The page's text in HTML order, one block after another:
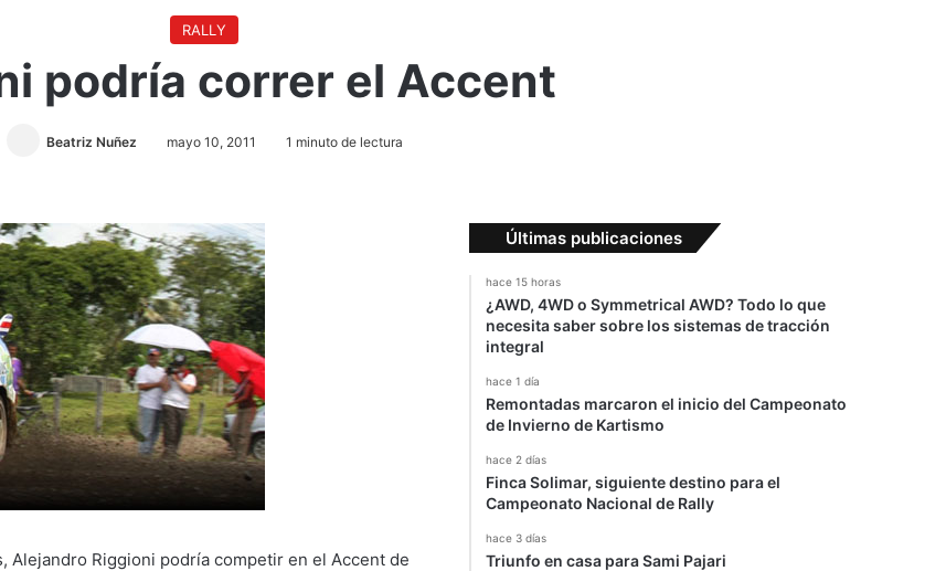
RALLY
podría correr el Accent
Beatriz Nuñez mayo 10, 2011 1 minuto de lectura
Alejandro Riggioni podría competir en el Accent de
Últimas publicaciones
hace 15 horas
¿AWD, 4WD o Symmetrical AWD? Todo lo que
necesita saber sobre los sistemas de tracción
integral
hace 1 día
Remontadas marcaron el inicio del Campeonato
de Invierno de Kartismo
hace 2 días
Finca Solimar, siguiente destino para el
Campeonato Nacional de Rally
hace 3 días
Triunfo en casa para Sami Pajari